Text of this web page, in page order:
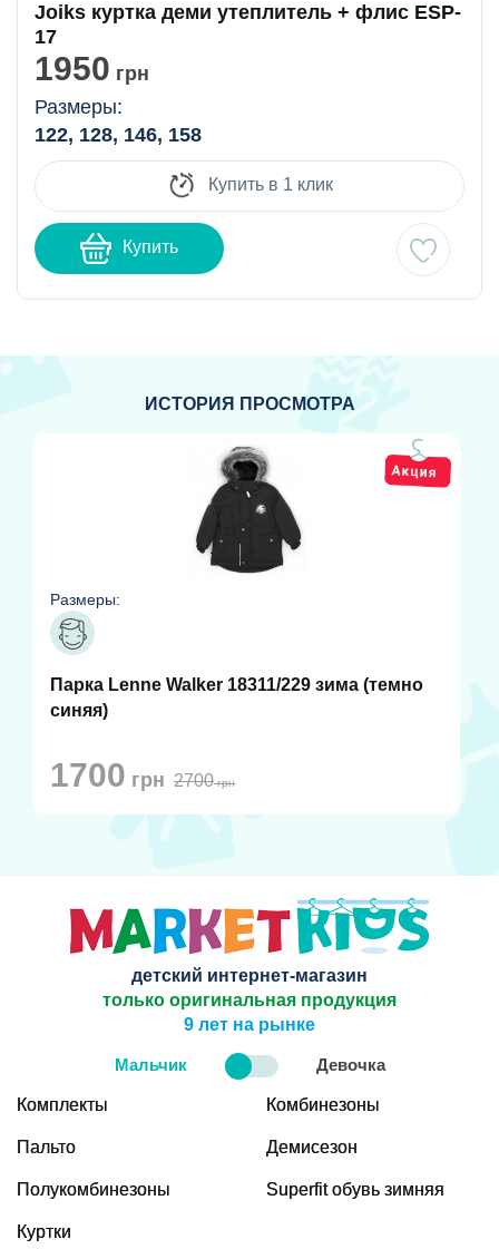
Joiks куртка деми утеплитель + флис ESP-
17
1950 грн
Размеры:
122, 128, 146, 158
Купить в 1 клик
Купить
ИСТОРИЯ ПРОСМОТРА
Размеры:
Парка Lenne Walker 18311/229 зима (темно
синяя)
1700 грн 2700грн
детский интернет-магазин
только оригинальная продукция
9 лет на рынке
Мальчик Девочка
Комплекты
Пальто
Полукомбинезоны
Куртки
Комбинезоны
Демисезон
Superfit обувь зимняя